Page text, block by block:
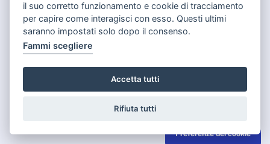
il suo corretto funzionamento e cookie di tracciamento
per capire come interagisci con esso. Questi ultimi
saranno impostati solo dopo il consenso.
Fammi scegliere
Accetta tutti
Rifiuta tutti